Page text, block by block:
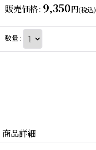
販売価格: 9,350円(税込)
数量:
商品詳細